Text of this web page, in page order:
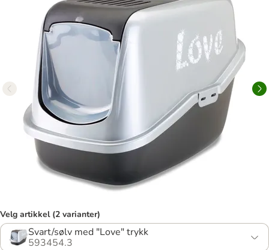
Velg artikkel (2 varianter)
Svart/sølv med "Love" trykk
593454.3